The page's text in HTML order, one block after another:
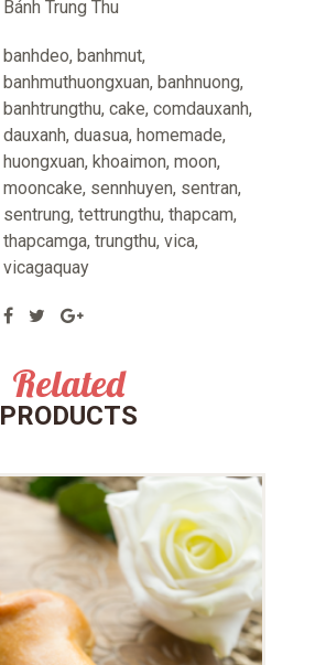
Bánh Trung Thu
banhdeo, banhmut,
banhmuthuongxuan, banhnuong,
banhtrungthu, cake, comdauxanh,
dauxanh, duasua, homemade,
huongxuan, khoaimon, moon,
mooncake, sennhuyen, sentran,
sentrung, tettrungthu, thapcam,
thapcamga, trungthu, vica,
vicagaquay
Related
PRODUCTS